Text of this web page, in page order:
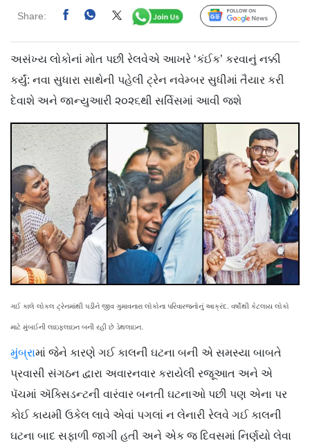
Share: Follow Us
અસંખ્ય લોકોનાં મોત પછી રેલવેએ આખરે ‘કંઈક’ કરવાનું નક્કી
કર્યું: નવા સુધારા સાથેની પહેલી ટ્રેન નવેમ્બર સુધીમાં તૈયાર કરી
દેવાશે અને જાન્યુઆરી ૨૦૨૬થી સર્વિસમાં આવી જશે
ગઈ કાલે લોકલ ટ્રેનમાંથી પડીને જીવ ગુમાવનારા લોકોના પરિવારજનોનું આક્રંદ. વર્ષોથી કેટલાય લોકો
માટે મુંબઈની લાઇફલાઇન બની રહી છે ડેથલાઇન.
મુંબ્રામાં જેને કારણે ગઈ કાલની ઘટના બની એ સમસ્યા બાબતે
પ્રવાસી સંગઠન દ્વારા અવારનવાર કરાયેલી રજૂઆત અને એ
પૅચમાં ઍક્સિડન્ટની વારંવાર બનતી ઘટનાઓ પછી પણ એના પર
કોઈ કાયમી ઉકેલ લાવે એવાં પગલાં ન લેનારી રેલવે ગઈ કાલની
ઘટના બાદ સફાળી જાગી હતી અને એક જ દિવસમાં નિર્ણયો લેવા